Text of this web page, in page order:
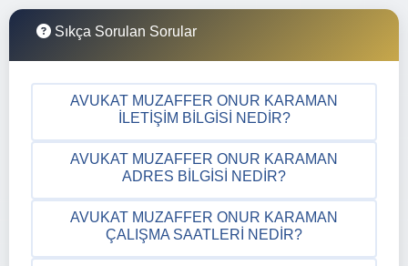
Sıkça Sorulan Sorular
AVUKAT MUZAFFER ONUR KARAMAN
İLETIŞIM BILGISI NEDIR?
AVUKAT MUZAFFER ONUR KARAMAN
ADRES BILGISI NEDIR?
AVUKAT MUZAFFER ONUR KARAMAN
ÇALIŞMA SAATLERI NEDIR?